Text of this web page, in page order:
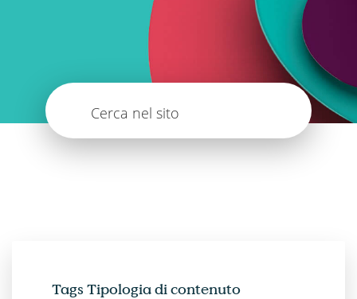
Cerca nel sito
Tags Tipologia di contenuto